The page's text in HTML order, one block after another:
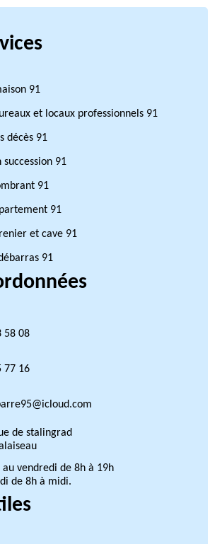
91
et locaux professionnels 91
décès 91
91
91
91
et cave 91
91
58 08
77 16
de stalingrad
au vendredi de 8h à 19h
de 8h à midi.